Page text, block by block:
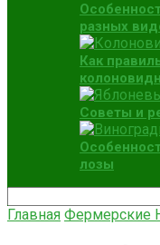
разных
Как
Советы и
лозы
Главная Фермерские